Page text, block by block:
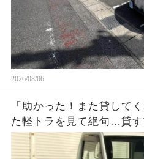
2026/08/06
「助かった！また貸して
た軽トラを見て絶句…貸
だったのに、返却時メー
しんだ友人が半年後に失